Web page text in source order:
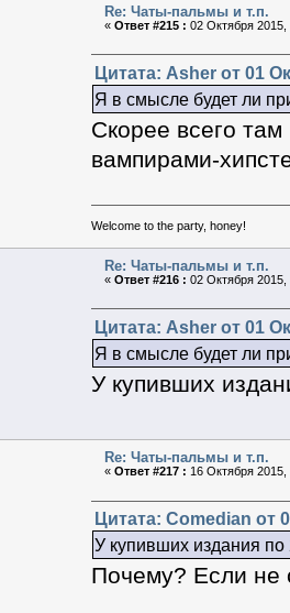
Re: Чаты-пальмы и т.п.
«Ответ #215 : 02 Октября 2015,
Цитата: Asher от 01
Я в смысле будет ли
Скорее всего
вампирами-
Welcome to the party, honey!
Re: Чаты-пальмы и т.п.
«Ответ #216 : 02 Октября 2015,
Цитата: Asher от 01
Я в смысле будет ли
У купивших
Re: Чаты-пальмы и т.п.
«Ответ #217 : 16 Октября 2015,
Цитата: Comedian от
У купивших издания по
Почему? Если не